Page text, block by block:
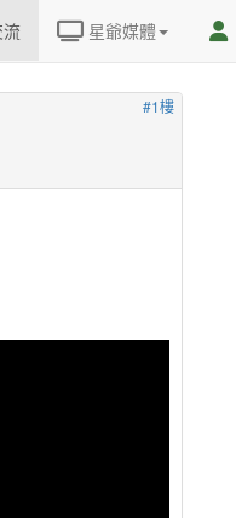
星爺媒體
#1樓